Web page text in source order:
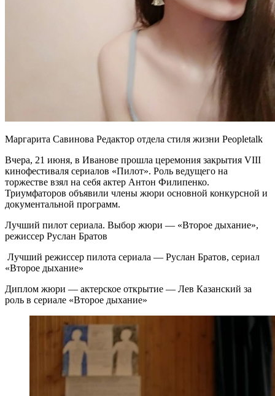
Маргарита Савинова Редактор отдела стиля жизни Peopletalk
Вчера, 21 июня, в Иванове прошла церемония закрытия VIII
кинофестиваля сериалов «Пилот». Роль ведущего на
торжестве взял на себя актер Антон Филипенко.
Триумфаторов объявили члены жюри основной конкурсной и
документальной программ.
Лучший пилот сериала. Выбор жюри — «Второе дыхание»,
режиссер Руслан Братов
Лучший режиссер пилота сериала — Руслан Братов, сериал
«Второе дыхание»
Диплом жюри — актерское открытие — Лев Казанский за
роль в сериале «Второе дыхание»